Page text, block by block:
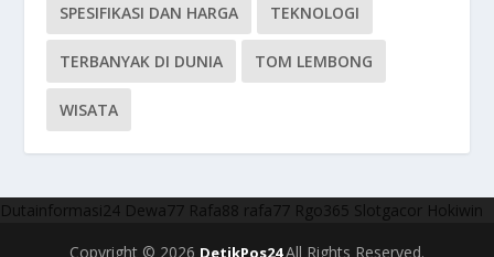
SPESIFIKASI DAN HARGA TEKNOLOGI
TERBANYAK DI DUNIA TOM LEMBONG
WISATA
Dutainformasi24 Dewa77 Rafa88 rafa77 Rgo365 Slotgacor Hokiwin
Copyright © 2026 DetikPos24All Rights Reserved.